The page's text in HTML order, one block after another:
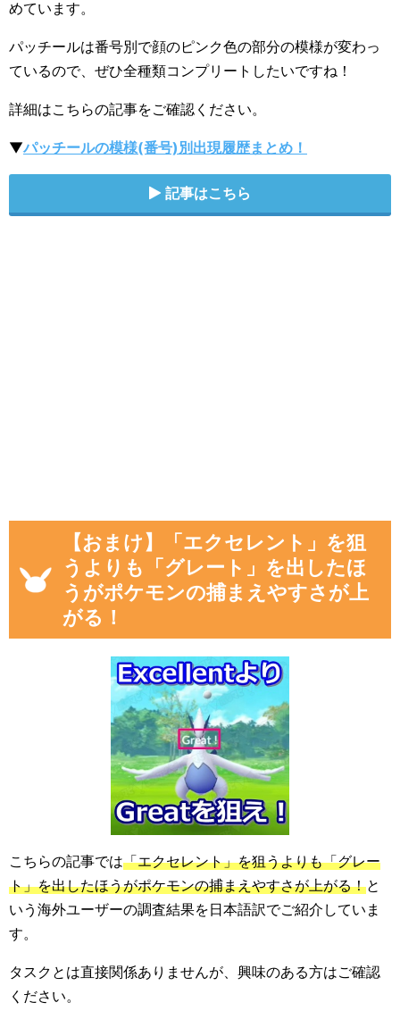
めています。
パッチールは番号別で顔のピンク色の部分の模様が変わっ
ているので、ぜひ全種類コンプリートしたいですね！
詳細はこちらの記事をご確認ください。
▼パッチールの模様(番号)別出現履歴まとめ！
記事はこちら
【おまけ】「エクセレント」を狙
うよりも「グレート」を出したほ
うがポケモンの捕まえやすさが上
がる！
こちらの記事では「エクセレント」を狙うよりも「グレー
ト」を出したほうがポケモンの捕まえやすさが上がる！と
いう海外ユーザーの調査結果を日本語訳でご紹介していま
す。
タスクとは直接関係ありませんが、興味のある方はご確認
ください。